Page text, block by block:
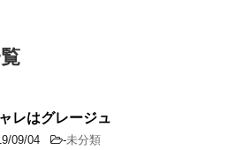
レはグレージュ
09/04 -未分類